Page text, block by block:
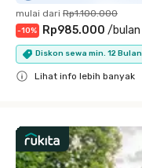
mulai dari Rp1.100.000
-10% Rp985.000 /bulan
Diskon sewa min. 12 Bulan
Lihat info lebih banyak